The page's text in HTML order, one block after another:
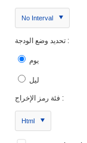
No Interval
تحديد وضع الودجة :
يوم
ليل
فئة رمز الإخراج :
Html